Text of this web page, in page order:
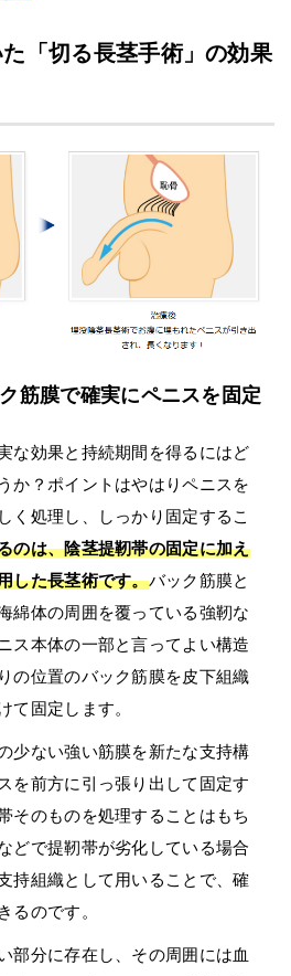
「切る長茎手術」の効果
筋膜で確実にペニスを固定
な効果と持続期間を得るにはど
か？ポイントはやはりペニスを
く処理し、しっかり固定するこ
のは、陰茎提靭帯の固定に加え
した長茎術です。バック筋膜と
綿体の周囲を覆っている強靭な
ス本体の一部と言ってよい構造
の位置のバック筋膜を皮下組織
て固定します。
少ない強い筋膜を新たな支持構
を前方に引っ張り出して固定す
そのものを処理することはもち
どで提靭帯が劣化している場合
持組織として用いることで、確
るのです。
部分に存在し、その周囲には血